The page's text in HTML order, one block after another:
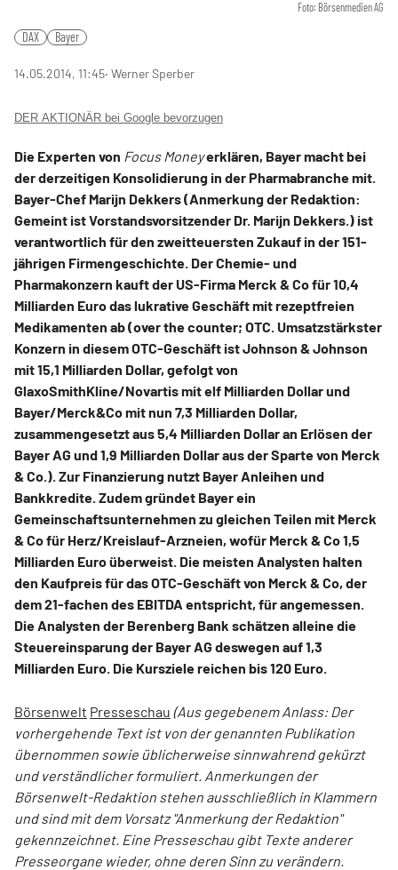
Foto: Börsenmedien AG
DAX Bayer
14.05.2014, 11:45‧ Werner Sperber
DER AKTIONÄR bei Google bevorzugen
Die Experten von Focus Moneyerklären, Bayer macht bei
der derzeitigen Konsolidierung in der Pharmabranche mit.
Bayer-Chef Marijn Dekkers (Anmerkung der Redaktion:
Gemeint ist Vorstandsvorsitzender Dr. Marijn Dekkers.) ist
verantwortlich für den zweitteuersten Zukauf in der 151-
jährigen Firmengeschichte. Der Chemie- und
Pharmakonzern kauft der US-Firma Merck & Co für 10,4
Milliarden Euro das lukrative Geschäft mit rezeptfreien
Medikamenten ab (over the counter; OTC. Umsatzstärkster
Konzern in diesem OTC-Geschäft ist Johnson & Johnson
mit 15,1 Milliarden Dollar, gefolgt von
GlaxoSmithKline/Novartis mit elf Milliarden Dollar und
Bayer/Merck&Co mit nun 7,3 Milliarden Dollar,
zusammengesetzt aus 5,4 Milliarden Dollar an Erlösen der
Bayer AG und 1,9 Milliarden Dollar aus der Sparte von Merck
& Co.). Zur Finanzierung nutzt Bayer Anleihen und
Bankkredite. Zudem gründet Bayer ein
Gemeinschaftsunternehmen zu gleichen Teilen mit Merck
& Co für Herz/Kreislauf-Arzneien, wofür Merck & Co 1,5
Milliarden Euro überweist. Die meisten Analysten halten
den Kaufpreis für das OTC-Geschäft von Merck & Co, der
dem 21-fachen des EBITDA entspricht, für angemessen.
Die Analysten der Berenberg Bank schätzen alleine die
Steuereinsparung der Bayer AG deswegen auf 1,3
Milliarden Euro. Die Kursziele reichen bis 120 Euro.
Börsenwelt Presseschau (Aus gegebenem Anlass: Der
vorhergehende Text ist von der genannten Publikation
übernommen sowie üblicherweise sinnwahrend gekürzt
und verständlicher formuliert. Anmerkungen der
Börsenwelt-Redaktion stehen ausschließlich in Klammern
und sind mit dem Vorsatz "Anmerkung der Redaktion"
gekennzeichnet. Eine Presseschau gibt Texte anderer
Presseorgane wieder, ohne deren Sinn zu verändern.